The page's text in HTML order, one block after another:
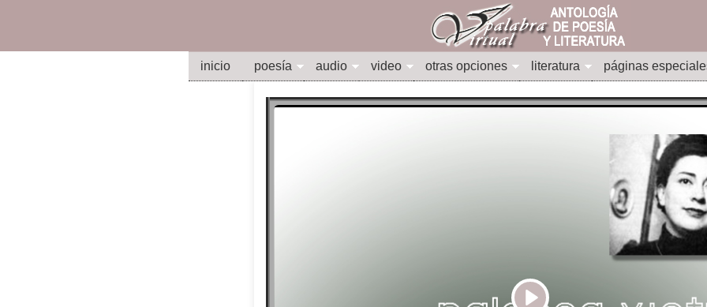
inicio poesía audio video otras opciones literatura páginas